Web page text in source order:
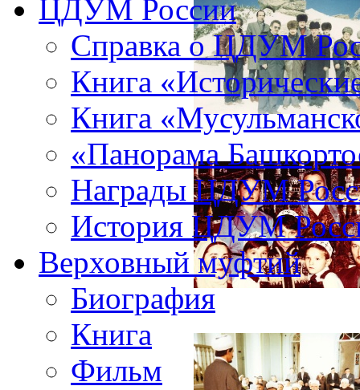
ЦДУМ России
Справка о ЦДУМ
Книга
Книга
«Панорама
Награды ЦДУМ
История ЦДУМ
Верховный муфтий
Биография
Книга
Фильм